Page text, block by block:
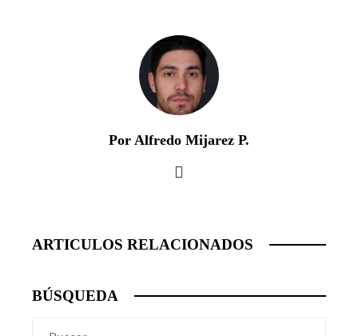
Por Alfredo Mijarez P.
ARTICULOS RELACIONADOS
BÚSQUEDA